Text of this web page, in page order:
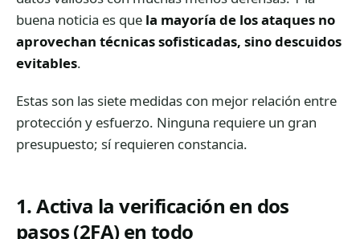
buena noticia es que la mayoría de los ataques no
aprovechan técnicas sofisticadas, sino descuidos
evitables.
Estas son las siete medidas con mejor relación entre
protección y esfuerzo. Ninguna requiere un gran
presupuesto; sí requieren constancia.
1. Activa la verificación en dos
pasos (2FA) en todo